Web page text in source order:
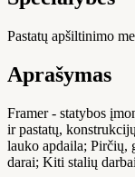
Pastatų apšiltinimo
Aprašymas
Framer - statybos
ir pastatų,
lauko apdaila; Pirčių,
darai; Kiti stalių